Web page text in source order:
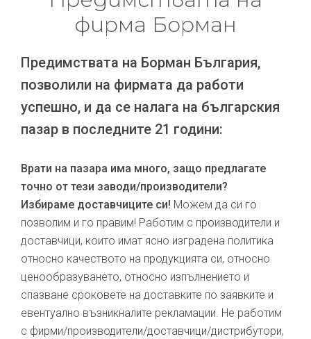
фирма Борман
Предимствата на Борман България,
позволили на фирмата да работи
успешно, и да се налага на българския
пазар в последните 21 години:
Врати на пазара има много, защо предлагате
точно от тези заводи/производители?
Избираме доставчиците си! Можем да си го
позволим и го правим! Работим с производители и
доставчици, които имат ясно изградена политика
относно качеството на продукцията си, относно
ценообразуването, относно изпълнението и
спазване сроковете на доставките по заявките и
евентуално възникналите рекламации. Не работим
с фирми/производители/доставчици/дистрибутори,